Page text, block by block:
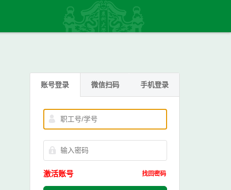
账号登录 微信扫码 手机登录
激活账号 找回密码